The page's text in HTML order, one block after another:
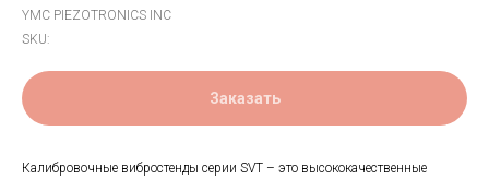
YMC PIEZOTRONICS INC
SKU:
Заказать
Калибровочные вибростенды серии SVT – это высококачественные